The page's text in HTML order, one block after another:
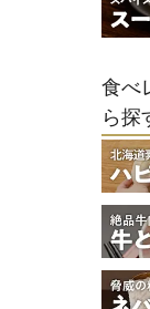
食べ
ら探